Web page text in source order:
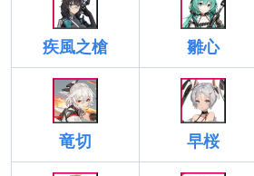
疾風之槍 雛心
竜切 早桜